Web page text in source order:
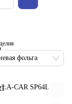
фольга